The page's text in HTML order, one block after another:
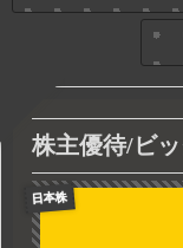
株主優待/ビ
日本株